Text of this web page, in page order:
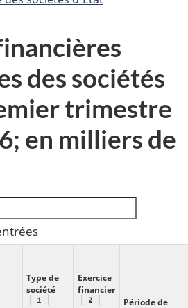
des sociétés
trimestre
en milliers de
Type de
société
Note
1
Exercice
financier
Note
2 du tableau 1Période de